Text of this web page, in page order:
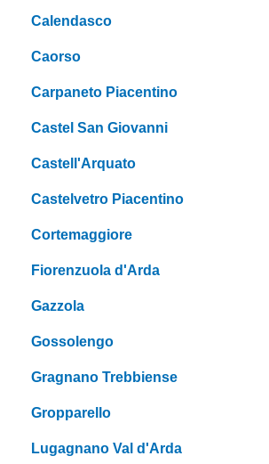
Calendasco
Caorso
Carpaneto Piacentino
Castel San Giovanni
Castell'Arquato
Castelvetro Piacentino
Cortemaggiore
Fiorenzuola d'Arda
Gazzola
Gossolengo
Gragnano Trebbiense
Gropparello
Lugagnano Val d'Arda